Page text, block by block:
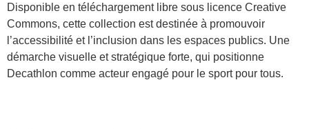
Disponible en téléchargement libre sous licence Creative
Commons, cette collection est destinée à promouvoir
l’accessibilité et l’inclusion dans les espaces publics. Une
démarche visuelle et stratégique forte, qui positionne
Decathlon comme acteur engagé pour le sport pour tous.